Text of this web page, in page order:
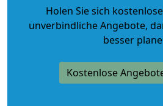
Holen Sie sich
unverbindliche Angebote,
besser
Kostenlose